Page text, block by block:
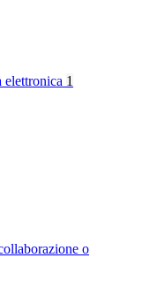
elettronica 1
o